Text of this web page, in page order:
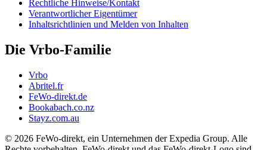
Rechtliche Hinweise/Kontakt
Verantwortlicher Eigentümer
Inhaltsrichtlinien und Melden von Inhalten
Die Vrbo-Familie
Vrbo
Abritel.fr
FeWo-direkt.de
Bookabach.co.nz
Stayz.com.au
© 2026 FeWo-direkt, ein Unternehmen der Expedia Group. Alle